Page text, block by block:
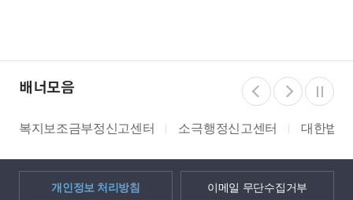
배너모음
소극행정신고센터 대한법률구조공단 쌀 밭 조건분
개인정보 처리방침 이메일 무단수집거부